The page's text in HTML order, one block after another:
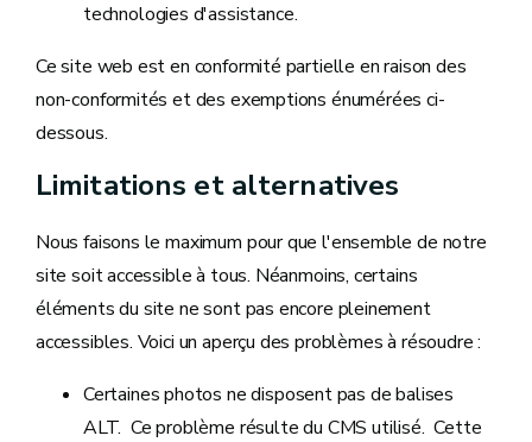
technologies d'assistance.
Ce site web est en conformité partielle en raison des
non-conformités et des exemptions énumérées ci-
dessous.
Limitations et alternatives
Nous faisons le maximum pour que l'ensemble de notre
site soit accessible à tous. Néanmoins, certains
éléments du site ne sont pas encore pleinement
accessibles. Voici un aperçu des problèmes à résoudre :
Certaines photos ne disposent pas de balises
ALT. Ce problème résulte du CMS utilisé. Cette